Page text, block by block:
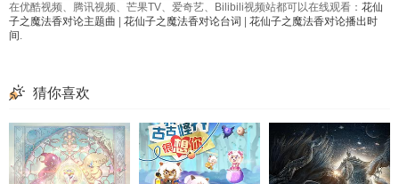
在优酷视频、腾讯视频、芒果TV、爱奇艺、Bilibili视频站都可以在线观看： 花仙
子之魔法香对论主题曲
花仙子之魔法香对论台词
花仙子之魔法香对论播出时
间 .
猜你喜欢